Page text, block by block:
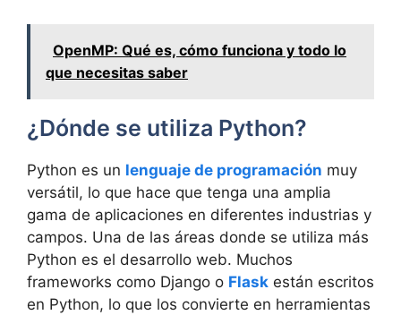
OpenMP: Qué es, cómo funciona y todo lo
que necesitas saber
¿Dónde se utiliza Python?
Python es un lenguaje de programación muy
versátil, lo que hace que tenga una amplia
gama de aplicaciones en diferentes industrias y
campos. Una de las áreas donde se utiliza más
Python es el desarrollo web. Muchos
frameworks como Django o Flask están escritos
en Python, lo que los convierte en herramientas